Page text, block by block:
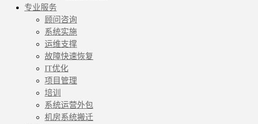
专业服务
顾问咨询
系统实施
运维支撑
故障快速恢复
IT优化
项目管理
培训
系统运营外包
机房系统搬迁